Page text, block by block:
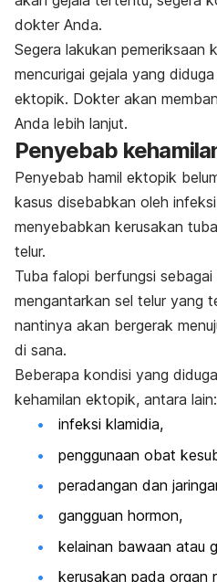
dokter Anda.
Segera lakukan pemeriksaan
mencurigai gejala yang
ektopik. Dokter akan
Anda lebih lanjut.
Penyebab
Penyebab hamil ektopik
kasus disebabkan oleh
menyebabkan kerusakan
telur.
Tuba falopi berfungsi sebagai
mengantarkan sel telur yang
nantinya akan bergerak
di sana.
Beberapa kondisi yang
kehamilan ektopik, antara lain:
infeksi klamidia,
penggunaan obat
peradangan dan
gangguan hormon,
kelainan bawaan atau
kerusakan pada organ